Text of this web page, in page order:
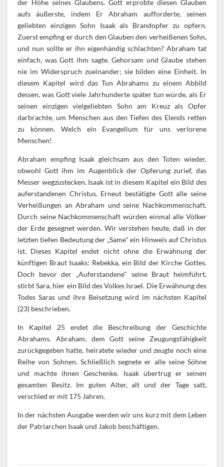
der Höhe seines Glaubens. Gott erprobte diesen Glauben
aufs äußerste, indem Er Abraham aufforderte, seinen
geliebten einzigen Sohn Isaak als Brandopfer zu opfern.
Zuerst empfing er durch den Glauben den verheißenen Sohn,
und nun sollte er ihn eigenhändig schlachten? Abraham tat
einfach, was Gott ihm sagte. Gehorsam und Glaube stehen
nie im Widerspruch zueinander; sie bilden eine Einheit. In
diesem Kapitel wird das Tun Abrahams zu einem Abbild
dessen, was Gott viele Jahrhunderte später tun würde, als Er
seinen einzigen vielgeliebten Sohn am Kreuz als Opfer
darbrachte, um Menschen aus den Tiefen des Elends retten
zu können. Welch ein Evangelium für uns verlorene
Menschen!
Abraham empfing Isaak gleichsam aus den Toten wieder,
obwohl Gott ihm im Augenblick der Opferung zurief, das
Messer wegzustecken. Isaak ist in diesem Kapitel ein Bild des
auferstandenen Christus. Erneut bestätigte Gott alle seine
Verheißungen an Abraham und seine Nachkommenschaft.
Durch seine Nachkommenschaft würden einmal alle Völker
der Erde gesegnet werden. Wir verstehen heute, daß in der
letzten tiefen Bedeutung der „Same" ein Hinweis auf Christus
ist. Dieses Kapitel endet nicht ohne die Erwähnung der
künftigen Braut Isaaks: Rebekka, ein Bild der Kirche Gottes.
Doch bevor der „Auferstandene" seine Braut heimführt,
stirbt Sara, hier ein Bild des Volkes Israel. Die Erwähnung des
Todes Saras und ihre Beisetzung wird im nächsten Kapitel
(23) beschrieben.
In Kapitel 25 endet die Beschreibung der Geschichte
Abrahams. Abraham, dem Gott seine Zeugungsfähigkeit
zurückgegeben hatte, heiratete wieder und zeugte noch eine
Reihe von Sohnen. Schließlich segnete er alle seine Söhne
und machte ihnen Geschenke. Isaak übertrug er seinen
gesamten Besitz. Im guten Alter, alt und der Tage satt,
verschied er mit 175 Jahren.
In der nächsten Ausgabe werden wir uns kurz mit dem Leben
der Patriarchen Isaak und Jakob beschäftigen.